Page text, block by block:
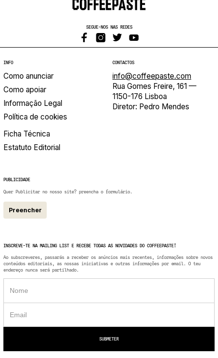
SEGUE-NOS NAS REDES
INFO
Como anunciar
Como apoiar
Informação Legal
Política de cookies
Ficha Técnica
Estatuto Editorial
CONTACTOS
info@coffeepaste.com
Rua Gomes Freire, 161 —
1150-176 Lisboa
Diretor: Pedro Mendes
PUBLICIDADE
Quer Publicitar no nosso site? preencha o formulário.
Preencher
INSCREVE-TE NA MAILING LIST E RECEBE TODAS AS NOVIDADES DO COFFEEPASTE!
Ao subscreveres, passarás a receber os anúncios mais recentes, informações sobre novos
conteúdos editoriais, as nossas iniciativas e outras informações por email. O teu
endereço nunca será partilhado.